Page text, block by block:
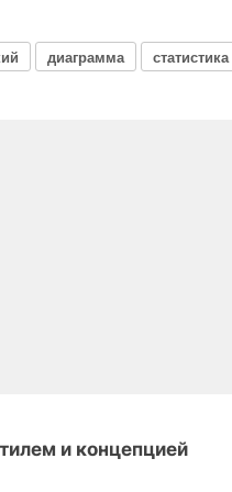
диаграмма статистика
и концепцией